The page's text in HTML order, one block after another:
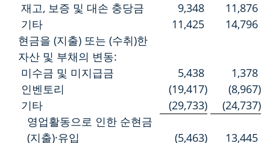
재고, 보증 및 대손 충당금
9,348
11,876
기타
11,425
14,796
현금을 (지출) 또는 (수취)한
자산 및 부채의 변동:
미수금 및 미지급금
5,438
1,378
인벤토리
(19,417) (8,967)
기타
(29,733) (24,737)
영업활동으로 인한 순현금
(지출)·유입
(5,463)
13,445